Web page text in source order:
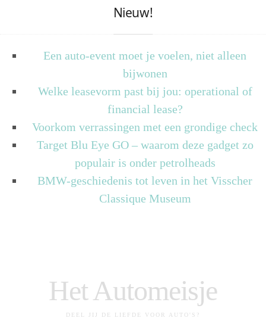
Nieuw!
Een auto-event moet je voelen, niet alleen
bijwonen
Welke leasevorm past bij jou: operational of
financial lease?
Voorkom verrassingen met een grondige check
Target Blu Eye GO – waarom deze gadget zo
populair is onder petrolheads
BMW-geschiedenis tot leven in het Visscher
Classique Museum
Het Automeisje
DEEL JIJ DE LIEFDE VOOR AUTO'S?